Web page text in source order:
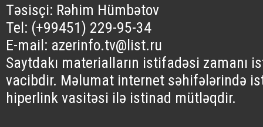
Təsisçi: Rəhim Hümbətov
Tel: (+99451) 229-95-34
E-mail: azerinfo.tv@list.ru
Saytdakı materialların istifadəsi zamanı
vacibdir. Məlumat internet səhifələrində
hiperlink vasitəsi ilə istinad mütləqdir.